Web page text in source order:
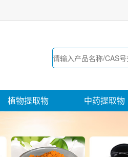
植物提取物 中药提取物